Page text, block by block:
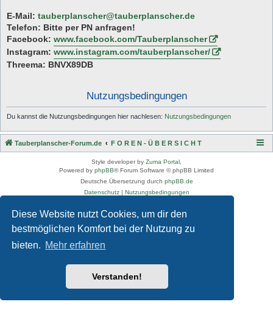
Diese Website nutzt Cookies, um dir den
bestmöglichen Komfort bei der Nutzung zu
bieten. Mehr erfahren
Verstanden!
E-Mail: tauberplanscher@tauberplanscher.de
Telefon: Bitte per PN anfragen!
Facebook: www.facebook.com/Tauberplanscher
Instagram: www.instagram.com/tauberplanscher/
Threema: BNVX89DB
Nutzungsbedingungen
Du kannst die Nutzungsbedingungen hier nachlesen: Nutzungsbedingungen
Tauberplanscher-Forum.de F O R E N - Ü B E R S I C H T
Style developer by Zuma Portal
Powered by phpBB® Forum Software © phpBB Limited
Deutsche Übersetzung durch phpBB.de
Datenschutz| Nutzungsbedingungen